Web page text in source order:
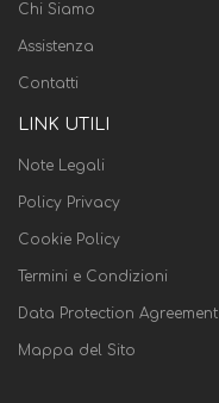
Chi Siamo
Assistenza
Contatti
LINK UTILI
Note Legali
Policy Privacy
Cookie Policy
Termini e Condizioni
Data Protection Agreement
Mappa del Sito